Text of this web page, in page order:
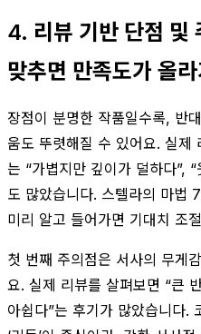
4. 리뷰 기반 단점 및
맞추면 만족도가 올
장점이 분명한 작품일수록, 반
움도 뚜렷해질 수 있어요. 실제
는 “가볍지만 깊이가 덜하다”,
도 많았습니다. 스텔라의 마법
미리 알고 들어가면 기대치 조
첫 번째 주의점은 서사의 무게
요. 실제 리뷰를 살펴보면 “큰
아쉽다”는 후기가 많았습니다.